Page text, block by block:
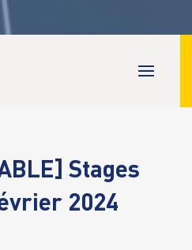
Stages
2024